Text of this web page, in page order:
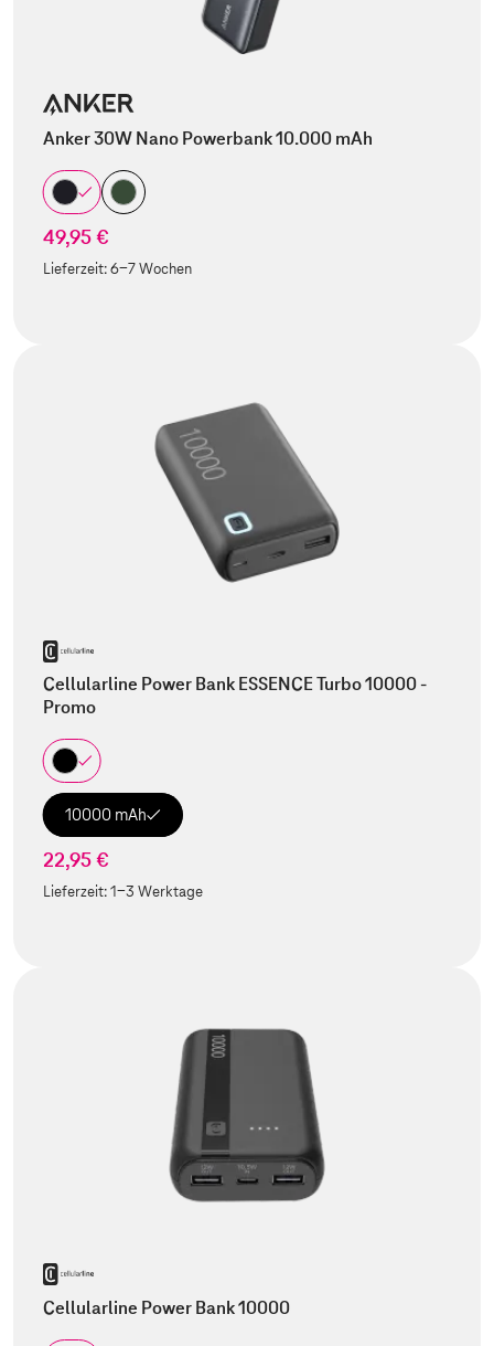
Anker 30W Nano Powerbank 10.000 mAh
49,95 €
Lieferzeit:6-7 Wochen
Cellularline Power Bank ESSENCE Turbo 10000 -
Promo
10000 mAh
22,95 €
Lieferzeit:1-3 Werktage
Cellularline Power Bank 10000